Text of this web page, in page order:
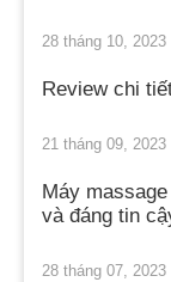
28 tháng 10, 2023
Review chi
21 tháng 09, 2023
Máy
và đáng tin
28 tháng 07, 2023